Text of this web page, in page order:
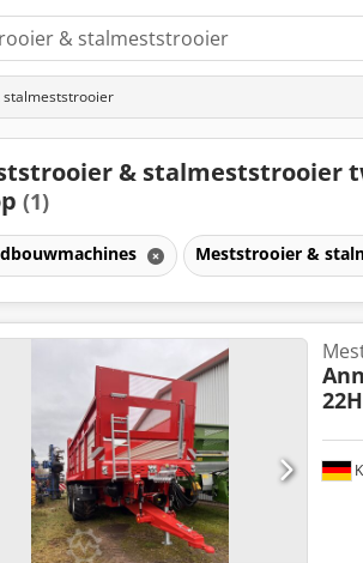
& stalmeststrooier
(1)
Meststrooier &